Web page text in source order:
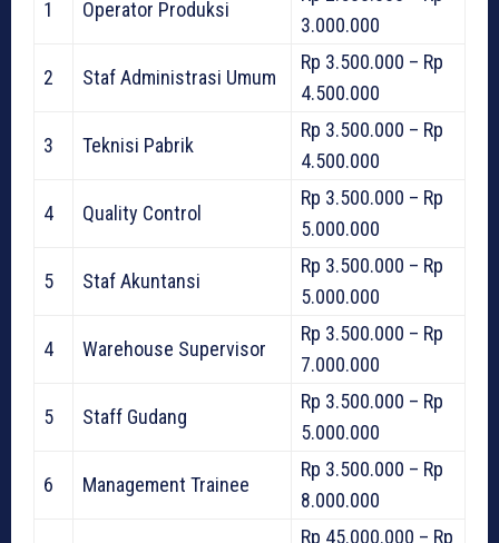
1 Operator Produksi
3.000.000
2 Staf Administrasi Umum
Rp 3.500.000 – Rp
4.500.000
3 Teknisi Pabrik
Rp 3.500.000 – Rp
4.500.000
4 Quality Control
Rp 3.500.000 – Rp
5.000.000
5 Staf Akuntansi
Rp 3.500.000 – Rp
5.000.000
4 Warehouse Supervisor
Rp 3.500.000 – Rp
7.000.000
5 Staff Gudang
Rp 3.500.000 – Rp
5.000.000
6 Management Trainee
Rp 3.500.000 – Rp
8.000.000
Rp 45.000.000 – Rp